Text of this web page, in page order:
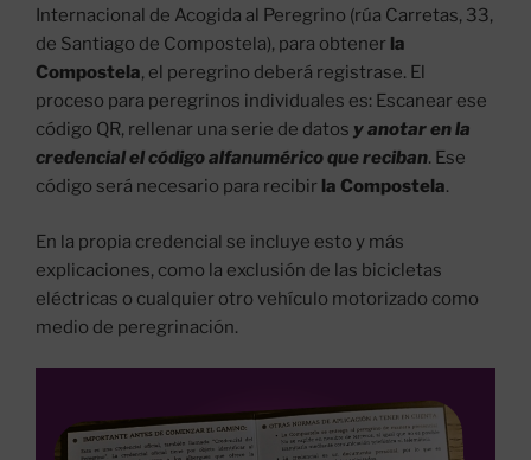
Internacional de Acogida al Peregrino (rúa Carretas, 33,
de Santiago de Compostela), para obtener la
Compostela, el peregrino deberá registrase. El
proceso para peregrinos individuales es: Escanear ese
código QR, rellenar una serie de datos y anotar en la
credencial el código alfanumérico que reciban. Ese
código será necesario para recibir la Compostela.
En la propia credencial se incluye esto y más
explicaciones, como la exclusión de las bicicletas
eléctricas o cualquier otro vehículo motorizado como
medio de peregrinación.